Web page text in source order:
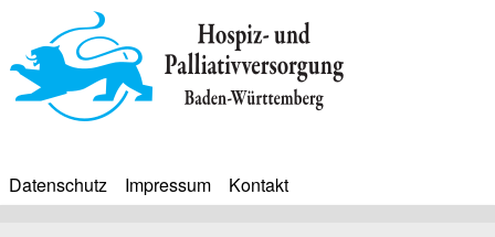
zum
Inhalt
BIP
Datenschutz Impressum Kontakt